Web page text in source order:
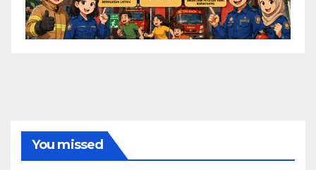
You missed